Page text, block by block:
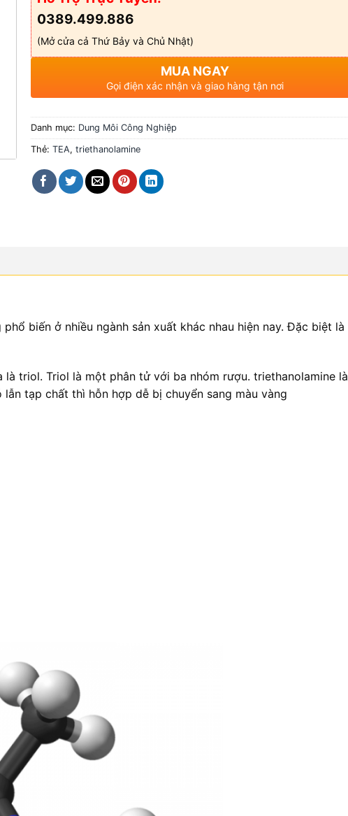
0389.499.886
(Mở cửa cả Thứ Bảy và Chủ Nhật)
MUA NGAY
Gọi điện xác nhận và giao hàng tận nơi
Danh mục: Dung Môi Công Nghiệp
Thẻ: TEA, triethanolamine
biến ở nhiều ngành sản xuất khác nhau hiện nay. Đặc biệt là
triol. Triol là một phân tử với ba nhóm rượu. triethanolamine là
tạp chất thì hỗn hợp dễ bị chuyển sang màu vàng